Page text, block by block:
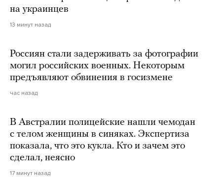
на украинцев
13 минут назад
Россиян стали задерживать за фотографии
могил российских военных. Некоторым
предъявляют обвинения в госизмене
час назад
В Австралии полицейские нашли чемодан
с телом женщины в синяках. Экспертиза
показала, что это кукла. Кто и зачем это
сделал, неясно
17 минут назад